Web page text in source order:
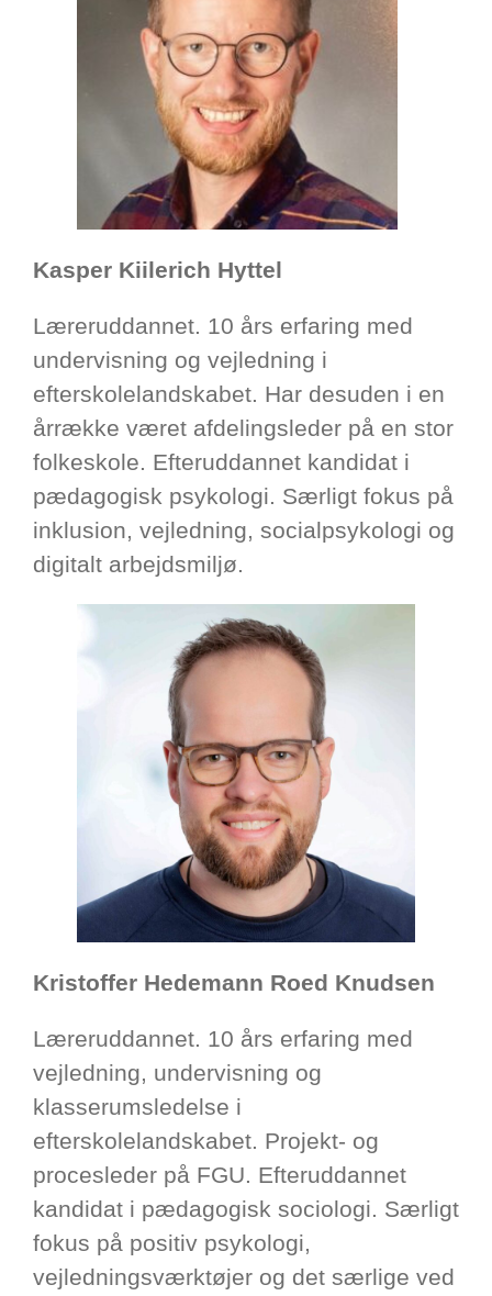
Kasper Kiilerich Hyttel
Læreruddannet. 10 års erfaring med
undervisning og vejledning i
efterskolelandskabet. Har desuden i en
årrække været afdelingsleder på en stor
folkeskole. Efteruddannet kandidat i
pædagogisk psykologi. Særligt fokus på
inklusion, vejledning, socialpsykologi og
digitalt arbejdsmiljø.
Kristoffer Hedemann Roed Knudsen
Læreruddannet. 10 års erfaring med
vejledning, undervisning og
klasserumsledelse i
efterskolelandskabet. Projekt- og
procesleder på FGU. Efteruddannet
kandidat i pædagogisk sociologi. Særligt
fokus på positiv psykologi,
vejledningsværktøjer og det særlige ved